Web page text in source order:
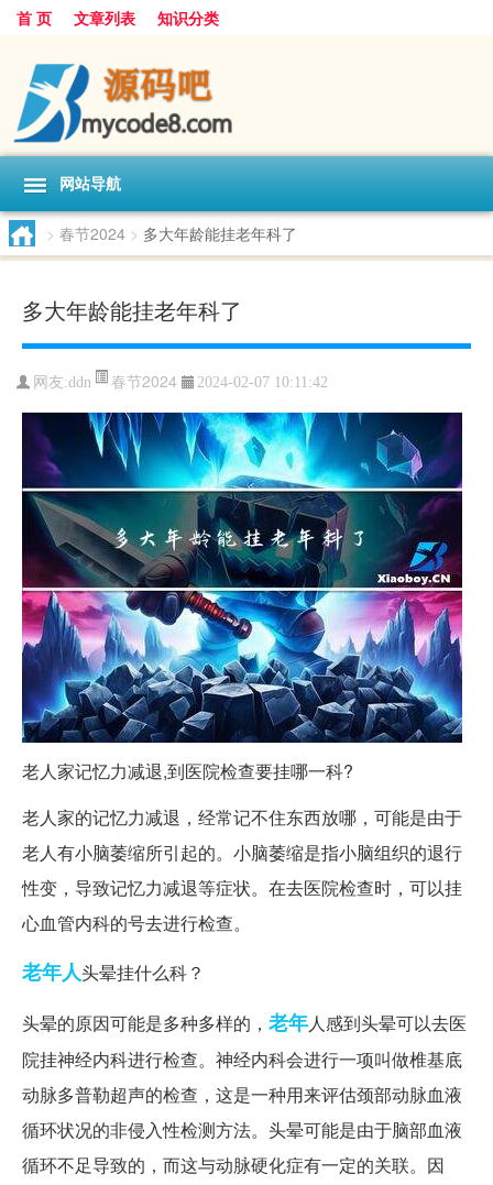
首 页 文章列表 知识分类
网站导航
> 春节2024 > 多大年龄能挂老年科了
多大年龄能挂老年科了
网友:ddn 春节2024 2024-02-07 10:11:42
老人家记忆力减退,到医院检查要挂哪一科?
老人家的记忆力减退，经常记不住东西放哪，可能是由于
老人有小脑萎缩所引起的。小脑萎缩是指小脑组织的退行
性变，导致记忆力减退等症状。在去医院检查时，可以挂
心血管内科的号去进行检查。
老年人头晕挂什么科？
头晕的原因可能是多种多样的， 老年人感到头晕可以去医
院挂神经内科进行检查。神经内科会进行一项叫做椎基底
动脉多普勒超声的检查，这是一种用来评估颈部动脉血液
循环状况的非侵入性检测方法。头晕可能是由于脑部血液
循环不足导致的，而这与动脉硬化症有一定的关联。因